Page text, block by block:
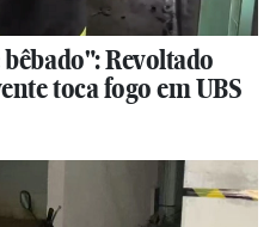
Revoltado
toca fogo em UBS